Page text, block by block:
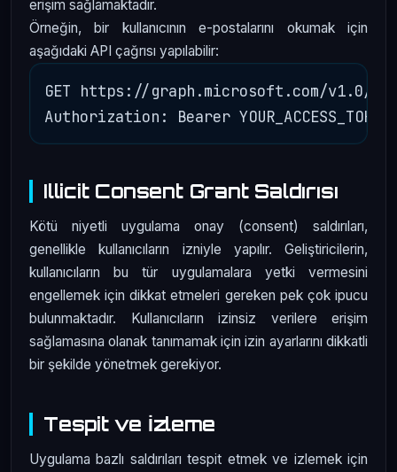
erişim sağlamaktadır.
Örneğin, bir kullanıcının e-postalarını okumak için
aşağıdaki API çağrısı yapılabilir:
GET https://graph.microsoft.com/v1.0/me/
Illicit Consent Grant Saldırısı
Kötü niyetli uygulama onay (consent) saldırıları,
genellikle kullanıcıların izniyle yapılır. Geliştiricilerin,
kullanıcıların bu tür uygulamalara yetki vermesini
engellemek için dikkat etmeleri gereken pek çok ipucu
bulunmaktadır. Kullanıcıların izinsiz verilere erişim
sağlamasına olanak tanımamak için izin ayarlarını dikkatli
bir şekilde yönetmek gerekiyor.
Tespit ve İzleme
Uygulama bazlı saldırıları tespit etmek ve izlemek için